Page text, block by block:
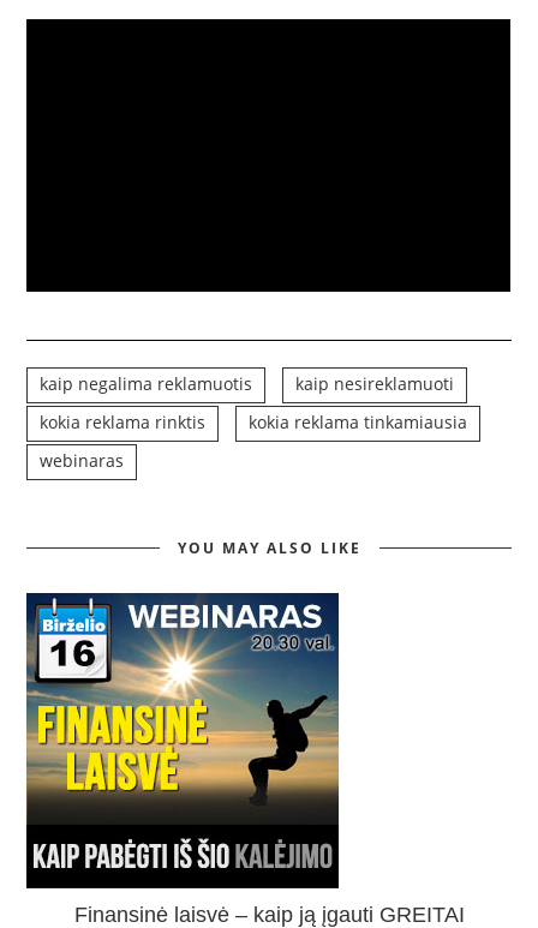
kaip negalima reklamuotis
kaip nesireklamuoti
kokia reklama rinktis
kokia reklama tinkamiausia
webinaras
YOU MAY ALSO LIKE
Finansinė laisvė – kaip ją įgauti GREITAI